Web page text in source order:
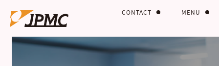
MENU
CONTACT